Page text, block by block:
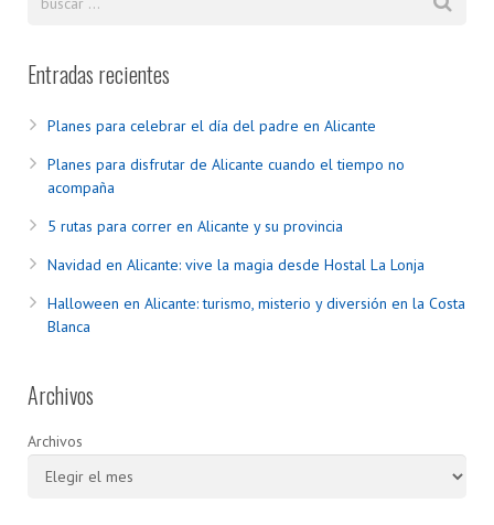
Entradas recientes
Planes para celebrar el día del padre en Alicante
Planes para disfrutar de Alicante cuando el tiempo no
acompaña
5 rutas para correr en Alicante y su provincia
Navidad en Alicante: vive la magia desde Hostal La Lonja
Halloween en Alicante: turismo, misterio y diversión en la Costa
Blanca
Archivos
Archivos